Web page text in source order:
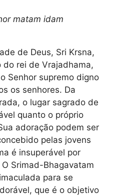
matam idam
de Deus, Sri Krsna,
do rei de Vrajadhama,
Senhor supremo digno
os senhores. Da
o lugar sagrado de
quanto o próprio
adoração podem ser
pelas jovens
é insuperável por
Srimad-Bhagavatam
para se
que é o objetivo